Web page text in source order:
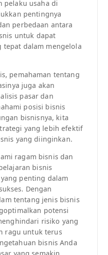
pelaku usaha di
pentingnya
perbedaan antara
untuk dapat
tepat dalam mengelola
pemahaman tentang
juga akan
pasar dan
posisi bisnis
bisnisnya, kita
yang lebih efektif
yang diinginkan.
ragam bisnis dan
bisnis
penting dalam
Dengan
tentang jenis bisnis
potensi
risiko yang
ragu untuk terus
bisnis Anda